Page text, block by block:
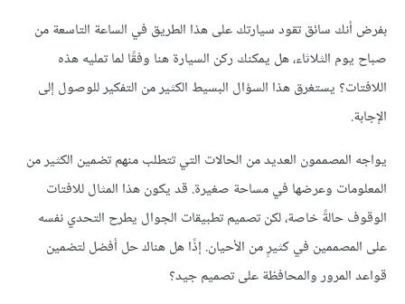
بفرض أنك سائق تقود سيارتك على هذا الطريق في الساعة التاسعة من
صباح يوم الثلاثاء، هل يمكنك ركن السيارة هنا وفقًا لما تمليه هذه
اللافتات؟ يستغرق هذا السؤال البسيط الكثير من التفكير للوصول إلى
الإجابة.
يواجه المصممون العديد من الحالات التي تتطلب منهم تضمين الكثير من
المعلومات وعرضها في مساحة صغيرة. قد يكون هذا المثال للافتات
الوقوف حالةً خاصة، لكن تصميم تطبيقات الجوال يطرح التحدي نفسه
على المصممين في كثيرٍ من الأحيان. إذًا هل هناك حل أفضل لتضمين
قواعد المرور والمحافظة على تصميم جيد؟